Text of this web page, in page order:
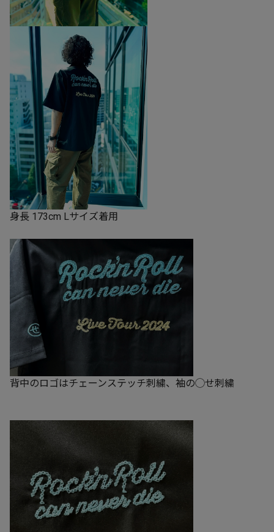
身長 173cm Lサイズ着用
背中のロゴはチェーンステッチ刺繍、袖の◯せ刺繍